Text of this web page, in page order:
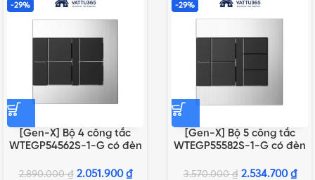
-29%
[Gen-X] Bộ 4 công tắc
WTEGP54562S-1-G có đèn
2.890.000₫ 2.051.900 ₫
-29%
[Gen-X] Bộ 5 công tắc
WTEGP55582S-1-G có đèn
3.570.000₫ 2.534.700 ₫